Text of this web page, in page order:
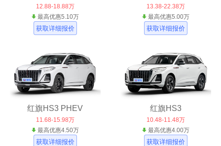
12.88-18.88万
最高优惠5.10万
获取详细报价
13.38-22.38万
最高优惠5.00万
获取详细报价
红旗HS3 PHEV
11.68-15.98万
最高优惠4.50万
获取详细报价
红旗HS3
10.48-11.48万
最高优惠4.00万
获取详细报价